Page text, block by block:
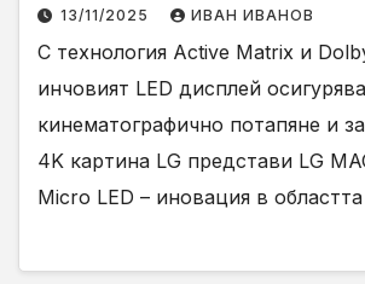
13/11/2025 ИВАН ИВАНОВ
С технология Active Matrix и
инчовият LED дисплей
кинематографично потапяне и
4K картина LG представи LG
Micro LED – иновация в